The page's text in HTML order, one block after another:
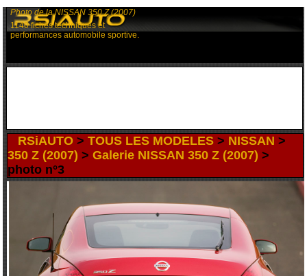
Photo de la NISSAN 350 Z (2007)
1140 fiches techniques et
performances automobile sportive.
RSiAUTO>TOUS LES MODELES > NISSAN >
350 Z (2007) >Galerie NISSAN 350 Z (2007) >
photo n°3